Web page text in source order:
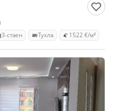
3-стаен Тухла 1522 €/м²